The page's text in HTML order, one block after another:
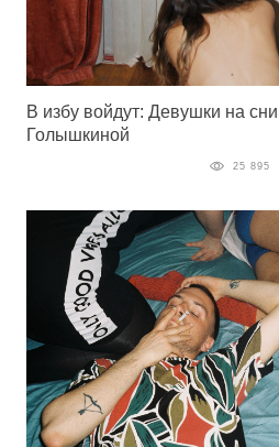
В избу войдут: Девушки на
Голышкиной
25 895